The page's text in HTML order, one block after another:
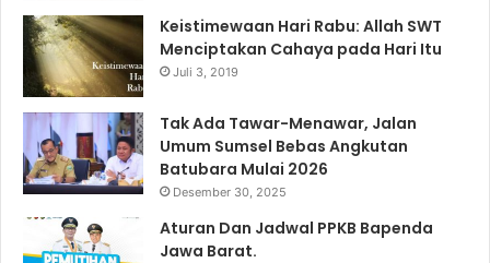
Keistimewaan Hari Rabu: Allah SWT
Menciptakan Cahaya pada Hari Itu
Juli 3, 2019
Tak Ada Tawar-Menawar, Jalan
Umum Sumsel Bebas Angkutan
Batubara Mulai 2026
Desember 30, 2025
Aturan Dan Jadwal PPKB Bapenda
Jawa Barat.